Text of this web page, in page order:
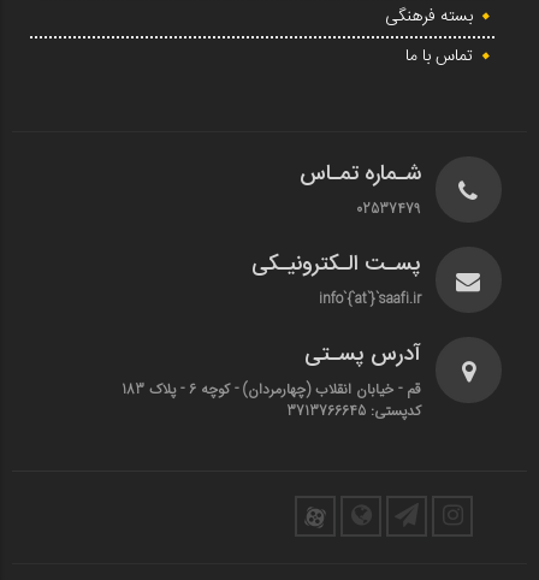
بسته فرهنگی
تماس با ما
شـماره تمـاس
02537479
پسـت الـکترونیـکی
info`{`at`}`saafi.ir
آدرس پسـتی
قم - خیابان انقلاب (چهارمردان)‌ - کوچه 6 - پلاک 183
کدپستی: 3713766645